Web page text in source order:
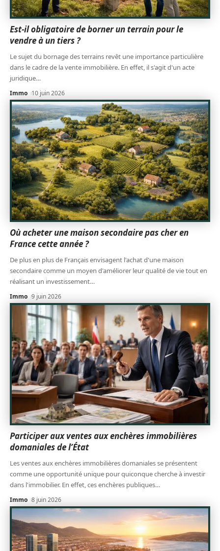
Est-il obligatoire de borner un terrain pour le
vendre à un tiers ?
Le sujet du bornage des terrains revêt une importance particulière
dans le cadre de la vente immobilière. En effet, il s'agit d'un acte
juridique…
Immo 10 juin 2026
Où acheter une maison secondaire pas cher en
France cette année ?
De plus en plus de Français envisagent l'achat d'une maison
secondaire comme un moyen d'améliorer leur qualité de vie tout en
réalisant un investissement…
Immo 9 juin 2026
Participer aux ventes aux enchères immobilières
domaniales de l’État
Les ventes aux enchères immobilières domaniales se présentent
comme une opportunité unique pour quiconque cherche à investir
dans l'immobilier. En effet, ces enchères publiques…
Immo 8 juin 2026